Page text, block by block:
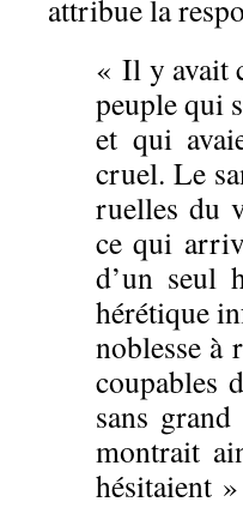
attribue la
« Il y avait
peuple qui
et qui
cruel. Le
ruelles du
ce qui
d’un seul
hérétique
noblesse à
coupables
sans
montrait
hésitaient »